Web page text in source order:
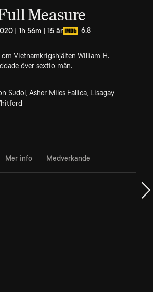
Measure
| 1h 56m | 15 år 6.8
Vietnamkrigshjälten William H.
över sextio män.
Sudol, Asher Miles Fallica, Lisagay
Mer info Medverkande